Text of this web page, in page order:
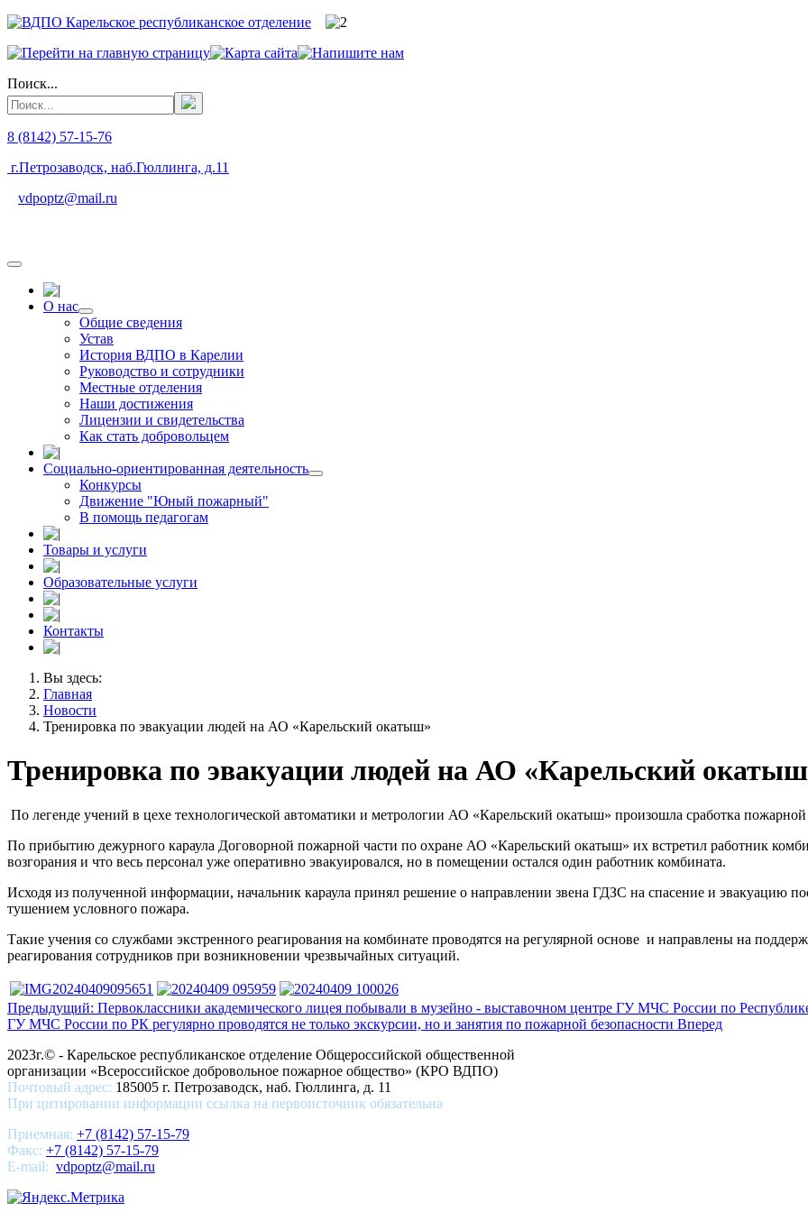
Поиск...
8 (8142) 57-15-76
г.Петрозаводск, наб.Гюллинга, д.11
vdpoptz@mail.ru
О нас
Общие сведения
Устав
История ВДПО в Карелии
Руководство и сотрудники
Местные отделения
Наши достижения
Лицензии и свидетельства
Как стать добровольцем
Социально-ориентированная деятельность
Конкурсы
Движение "Юный пожарный"
В помощь педагогам
Товары и услуги
Образовательные услуги
Контакты
Вы здесь:
Главная
Новости
Тренировка по эвакуации людей на АО «Карельский окатыш»
Тренировка по эвакуации людей на АО «Карельский
По легенде учений в цехе технологической автоматики и метрологии АО «Карельский окатыш» произошла сработка
По прибытию дежурного караула Договорной пожарной части по охране АО «Карельский окатыш» их встретил работник
возгорания и что весь персонал уже оперативно эвакуировался, но в помещении остался один работник комбината.
Исходя из полученной информации, начальник караула принял решение о направлении звена ГДЗС на спасение и эвакуацию
тушением условного пожара.
Такие учения со службами экстренного реагирования на комбинате проводятся на регулярной основе и направлены на
реагирования сотрудников при возникновении чрезвычайных ситуаций.
Предыдущий: Первоклассники академического лицея побывали в музейно - выставочном центре ГУ МЧС России по
ГУ МЧС России по РК регулярно проводятся не только экскурсии, но и занятия по пожарной безопасности Вперед
2023г.© - Карельское республиканское отделение Общероссийской общественной
организации «Всероссийское добровольное пожарное общество» (КРО ВДПО)
Почтовый адрес: 185005 г. Петрозаводск, наб. Гюллинга, д. 11
При цитировании информации ссылка на первоисточник обязательна
Приемная: +7 (8142) 57-15-79
Факс: +7 (8142) 57-15-79
E-mail: vdpoptz@mail.ru